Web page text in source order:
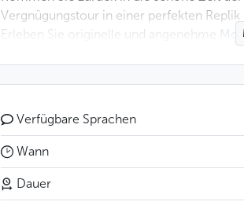
Vergnügungstour in einer perfekten
Erleben Sie originelle und angenehme
Das sollten Sie wissen
Den Ort der Abfahrt bestimmen Sie
Den Ort, an dem die Spazierfahrt
Verfügbare Sprachen
Wann
Dauer